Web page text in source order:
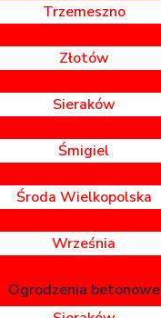
Trzemeszno
Złotów
Sieraków
Śmigiel
Środa Wielkopolska
Września
Ogrodzenia betonowe